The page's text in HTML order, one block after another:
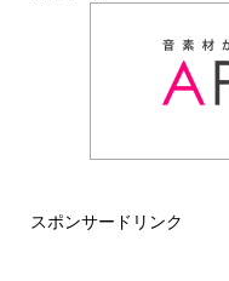
スポンサードリンク